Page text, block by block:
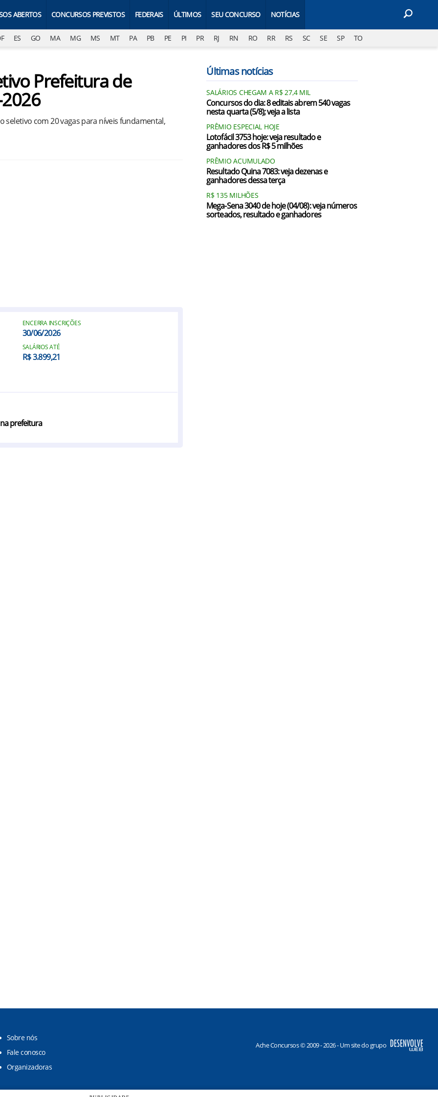
ABERTOS CONCURSOS PREVISTOS FEDERAIS ÚLTIMOS SEU CONCURSO NOTÍCIAS
ES GO MA MG MS MT PA PB PE PI PR RJ RN RO RR RS SC SE SP TO
Prefeitura de
seletivo com 20 vagas para níveis fundamental,
ENCERRA INSCRIÇÕES
30/06/2026
SALÁRIOS ATÉ
R$ 3.899,21
prefeitura
Últimas notícias
SALÁRIOS CHEGAM A R$ 27,4 MIL
Concursos do dia: 8 editais abrem 540 vagas
nesta quarta (5/8); veja a lista
PRÊMIO ESPECIAL HOJE
Lotofácil 3753 hoje: veja resultado e
ganhadores dos R$ 5 milhões
PRÊMIO ACUMULADO
Resultado Quina 7083: veja dezenas e
ganhadores dessa terça
R$ 135 MILHÕES
Mega-Sena 3040 de hoje (04/08): veja números
sorteados, resultado e ganhadores
Sobre nós
Fale conosco
Organizadoras
Ache Concursos © 2009 - 2026 - Um site do grupo